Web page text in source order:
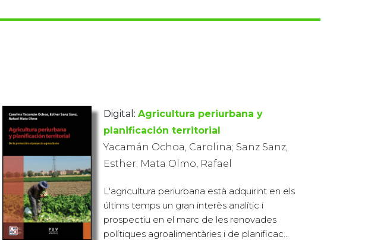
Digital: Agricultura periurbana y
planificación territorial
Yacamán Ochoa, Carolina; Sanz Sanz,
Esther; Mata Olmo, Rafael
L'agricultura periurbana està adquirint en els
últims temps un gran interès analític i
prospectiu en el marc de les renovades
polítiques agroalimentàries i de planificac...